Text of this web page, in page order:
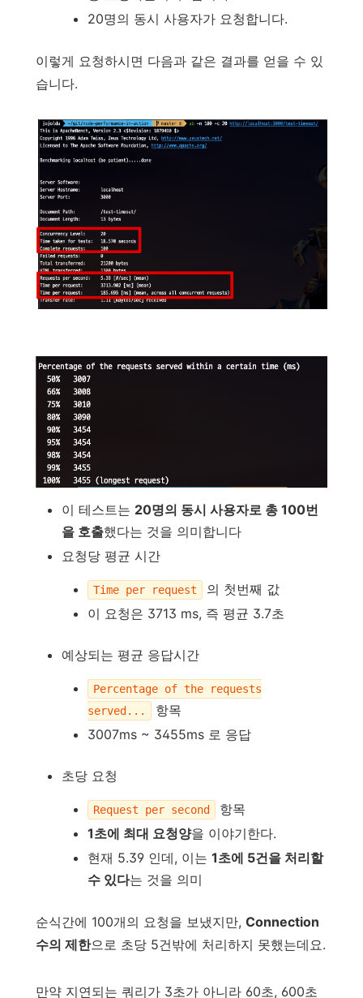
20명의 동시 사용자가 요청합니다.
이렇게 요청하시면 다음과 같은 결과를 얻을 수 있
습니다.
이 테스트는 20명의 동시 사용자로 총 100번
을 호출했다는 것을 의미합니다
요청당 평균 시간
Time per request
의 첫번째 값
이 요청은 3713 ms, 즉 평균 3.7초
예상되는 평균 응답시간
Percentage of the requests
served...
항목
3007ms ~ 3455ms 로 응답
초당 요청
Request per second
항목
1초에 최대 요청양을 이야기한다.
현재 5.39 인데, 이는 1초에 5건을 처리할
수 있다는 것을 의미
순식간에 100개의 요청을 보냈지만, Connection
수의 제한으로 초당 5건밖에 처리하지 못했는데요.
만약 지연되는 쿼리가 3초가 아니라 60초, 600초